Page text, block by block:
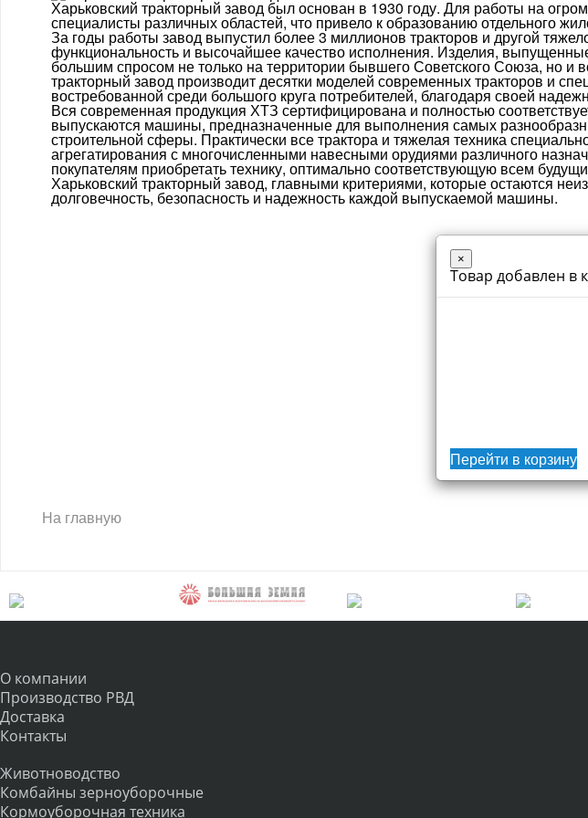
Харьковский тракторный завод был основан в 1930 году. Для работы на
специалисты различных областей, что привело к образованию отдельного
За годы работы завод выпустил более 3 миллионов тракторов и другой
функциональность и высочайшее качество исполнения. Изделия,
большим спросом не только на территории бывшего Советского Союза, но
тракторный завод производит десятки моделей современных тракторов и
востребованной среди большого круга потребителей, благодаря своей
Вся современная продукция ХТЗ сертифицирована и полностью
выпускаются машины, предназначенные для выполнения самых
строительной сферы. Практически все трактора и тяжелая техника
агрегатирования с многочисленными навесными орудиями различного
покупателям приобретать технику, оптимально соответствующую всем
Харьковский тракторный завод, главными критериями, которые остаются
долговечность, безопасность и надежность каждой выпускаемой машины.
×
Товар добавлен в
Перейти в корзину
На главную
О компании
Производство РВД
Доставка
Контакты
Животноводство
Комбайны зерноуборочные
Кормоуборочная техника